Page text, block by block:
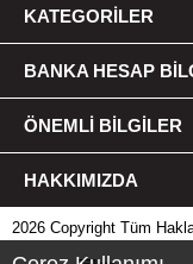
KATEGORILER
BANKA HESAP
ÖNEMLI BILGILER
HAKKIMIZDA
2026 Copyright Tüm